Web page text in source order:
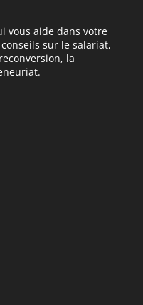
vous aide dans votre
sur le salariat,
la